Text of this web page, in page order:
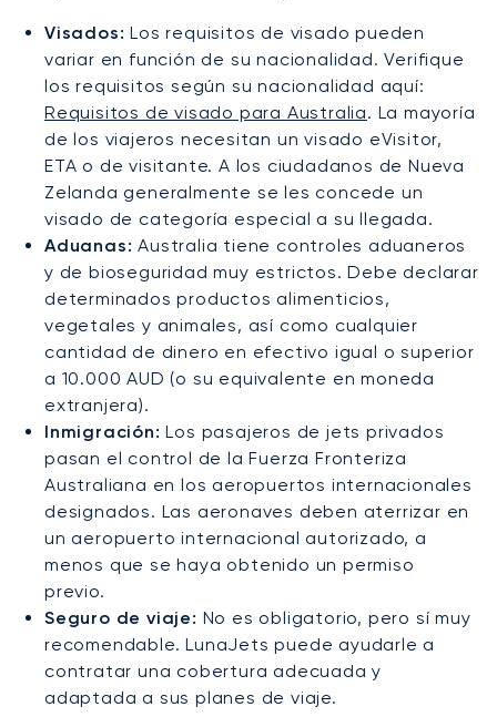
Visados: Los requisitos de visado pueden
variar en función de su nacionalidad. Verifique
los requisitos según su nacionalidad aquí:
Requisitos de visado para Australia. La mayoría
de los viajeros necesitan un visado eVisitor,
ETA o de visitante. A los ciudadanos de Nueva
Zelanda generalmente se les concede un
visado de categoría especial a su llegada.
Aduanas: Australia tiene controles aduaneros
y de bioseguridad muy estrictos. Debe declarar
determinados productos alimenticios,
vegetales y animales, así como cualquier
cantidad de dinero en efectivo igual o superior
a 10.000 AUD (o su equivalente en moneda
extranjera).
Inmigración: Los pasajeros de jets privados
pasan el control de la Fuerza Fronteriza
Australiana en los aeropuertos internacionales
designados. Las aeronaves deben aterrizar en
un aeropuerto internacional autorizado, a
menos que se haya obtenido un permiso
previo.
Seguro de viaje: No es obligatorio, pero sí muy
recomendable. LunaJets puede ayudarle a
contratar una cobertura adecuada y
adaptada a sus planes de viaje.